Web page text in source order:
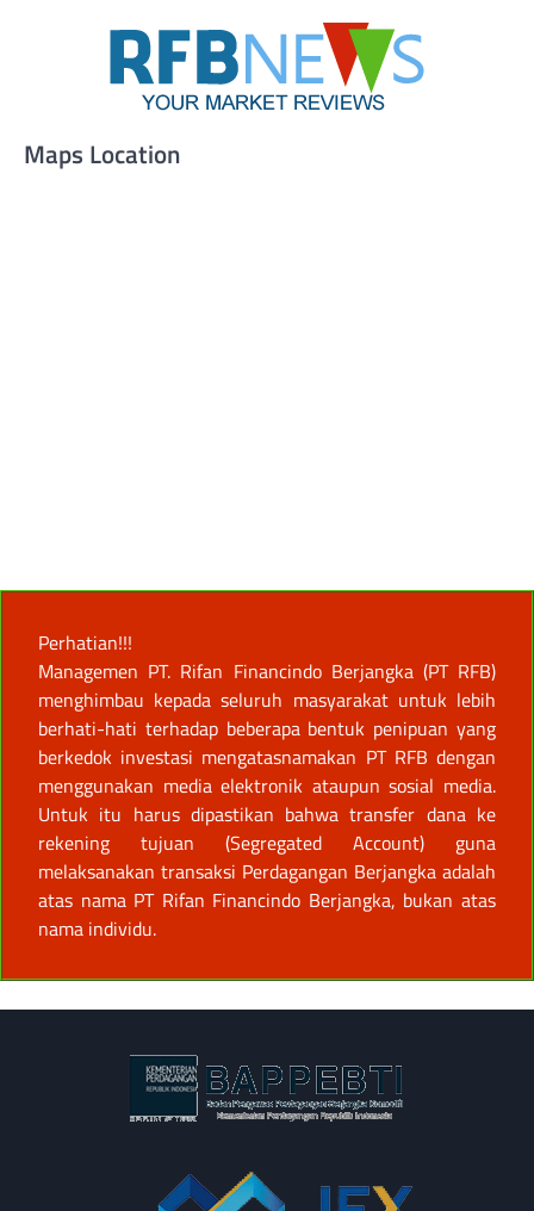
Maps Location
Perhatian!!!
Managemen PT. Rifan Financindo Berjangka (PT RFB)
menghimbau kepada seluruh masyarakat untuk lebih
berhati-hati terhadap beberapa bentuk penipuan yang
berkedok investasi mengatasnamakan PT RFB dengan
menggunakan media elektronik ataupun sosial media.
Untuk itu harus dipastikan bahwa transfer dana ke
rekening tujuan (Segregated Account) guna
melaksanakan transaksi Perdagangan Berjangka adalah
atas nama PT Rifan Financindo Berjangka, bukan atas
nama individu.